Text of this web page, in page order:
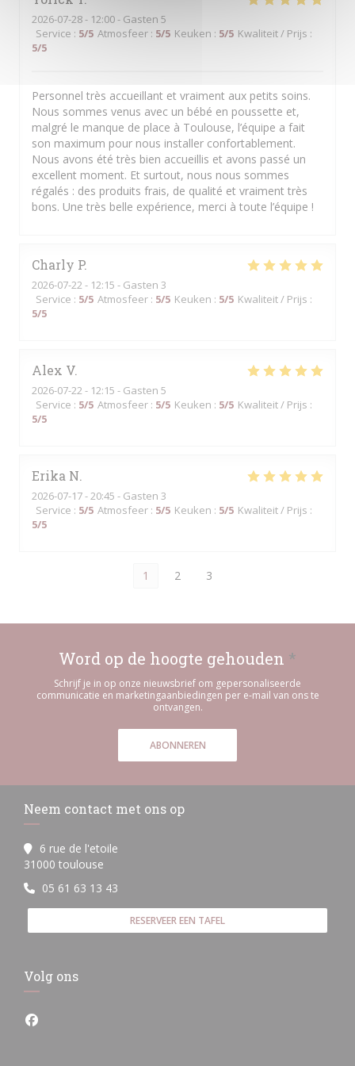
2026-07-28- 12:00 - Gasten 5
Service : 5/5 Atmosfeer : 5/5 Keuken : 5/5 Kwaliteit / Prijs :
5/5
Personnel très accueillant et vraiment aux petits soins.
Nous sommes venus avec un bébé en poussette et,
malgré le manque de place à Toulouse, l’équipe a fait
son maximum pour nous installer confortablement.
Nous avons été très bien accueillis et avons passé un
excellent moment. Et surtout, nous nous sommes
régalés : des produits frais, de qualité et vraiment très
bons. Une très belle expérience, merci à toute l’équipe !
Charly P
2026-07-22 - 12:15 - Gasten 3
Service : 5/5 Atmosfeer : 5/5 Keuken : 5/5 Kwaliteit / Prijs :
5/5
Alex V
2026-07-22 - 12:15 - Gasten 5
Service : 5/5 Atmosfeer : 5/5 Keuken : 5/5 Kwaliteit / Prijs :
5/5
Erika N
2026-07-17- 20:45 - Gasten 3
Service : 5/5 Atmosfeer : 5/5 Keuken : 5/5 Kwaliteit / Prijs :
5/5
1 2 3
Word op de hoogte gehouden *
Schrijf je in op onze nieuwsbrief om gepersonaliseerde
communicatie en marketingaanbiedingen per e-mail van ons te
ontvangen.
ABONNEREN
Neem contact met ons op
6 rue de l'etoile
31000 toulouse
05 61 63 13 43
RESERVEER EEN TAFEL
Volg ons
Facebook ((opent in een nieuw venster))